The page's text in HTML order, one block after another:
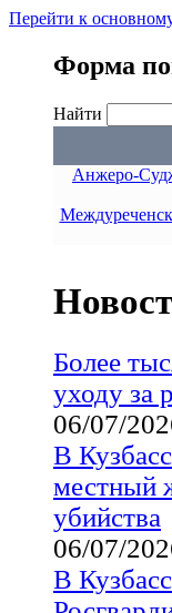
Перейти к
Форма
Найти
Анжеро-
Междуреченск
Более
уходу за
06/07/
В
местный
убийства
06/07/
В